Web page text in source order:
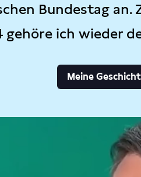
Bundestag an.
ich wieder
Meine